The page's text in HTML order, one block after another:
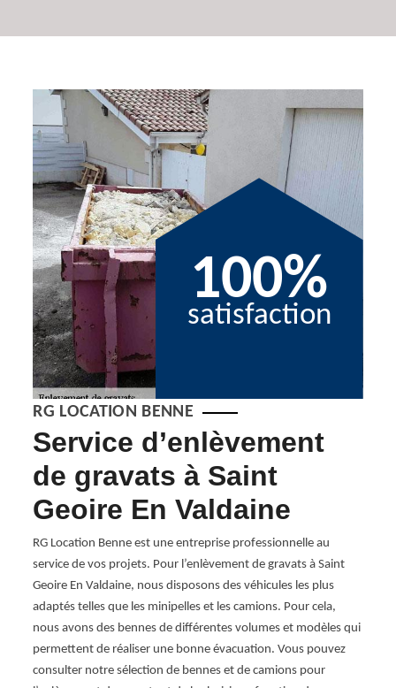
100%
satisfaction
RG LOCATION BENNE
Service d’enlèvement
de gravats à Saint
Geoire En Valdaine
RG Location Benne est une entreprise professionnelle au
service de vos projets. Pour l’enlèvement de gravats à Saint
Geoire En Valdaine, nous disposons des véhicules les plus
adaptés telles que les minipelles et les camions. Pour cela,
nous avons des bennes de différentes volumes et modèles qui
permettent de réaliser une bonne évacuation. Vous pouvez
consulter notre sélection de bennes et de camions pour